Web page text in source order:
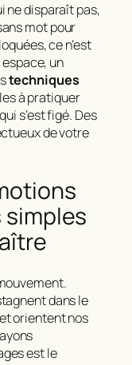
ne disparaît pas,
mot pour
ce n’est
un
techniques
à pratiquer
s’est figé. Des
de votre
dans le
orientent nos
est le